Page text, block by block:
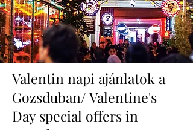
Valentin napi ajánlatok a
Gozsduban/ Valentine's
Day special offers in